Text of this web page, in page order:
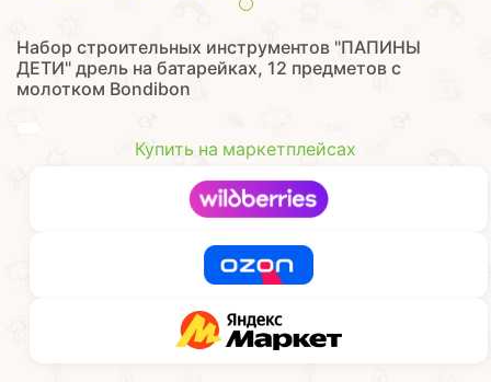
Набор строительных инструментов "ПАПИНЫ
ДЕТИ" дрель на батарейках, 12 предметов с
молотком Bondibon
Купить на маркетплейсах